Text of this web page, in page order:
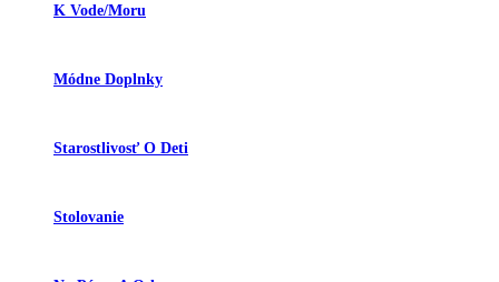
K Vode/moru
Módne Doplnky
Starostlivosť O Deti
Stolovanie